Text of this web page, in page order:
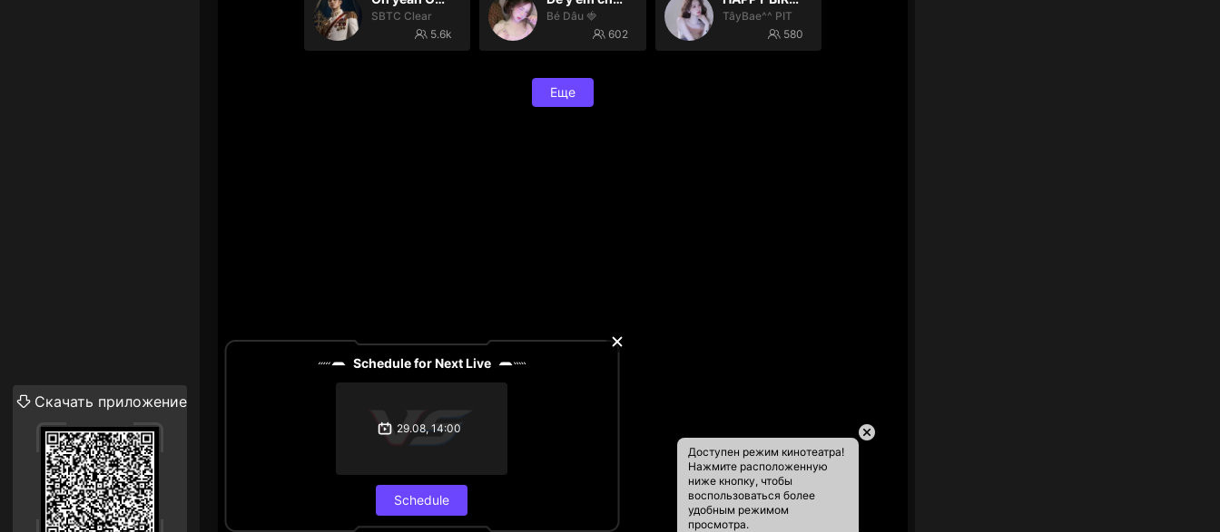
Скачать приложение
Доступен режим кинотеатра!
Нажмите расположенную
ниже кнопку, чтобы
воспользоваться более
удобным режимом
просмотра.
SBTC Clear
5.6k
Bé Dâu 🍓
602
TâyBae^^ PIT
580
Еще
Schedule for Next Live
29.08, 14:00
Schedule